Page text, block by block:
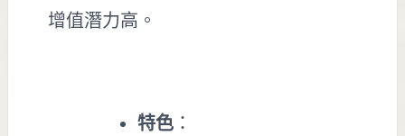
增值潛力高。
特色 ：